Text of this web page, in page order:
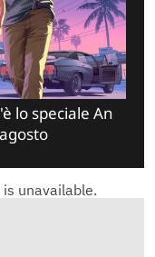
lo speciale An